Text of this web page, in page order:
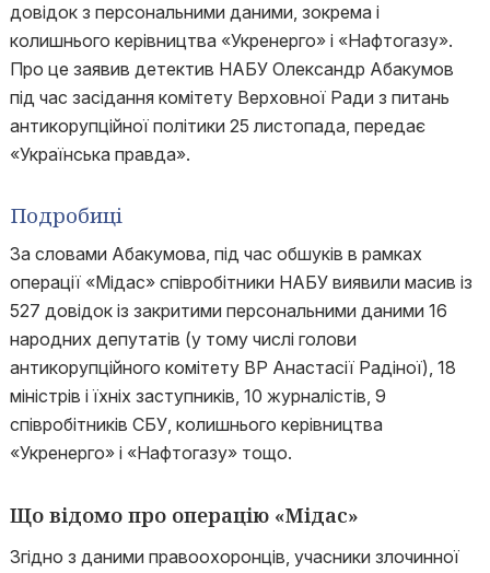
довідок з персональними даними, зокрема і
колишнього керівництва «Укренерго» і «Нафтогазу».
Про це заявив детектив НАБУ Олександр Абакумов
під час засідання комітету Верховної Ради з питань
антикорупційної політики 25 листопада, передає
«Українська правда».
Подробиці
За словами Абакумова, під час обшуків в рамках
операції «Мідас» співробітники НАБУ виявили масив із
527 довідок із закритими персональними даними 16
народних депутатів (у тому числі голови
антикорупційного комітету ВР Анастасії Радіної), 18
міністрів і їхніх заступників, 10 журналістів, 9
співробітників СБУ, колишнього керівництва
«Укренерго» і «Нафтогазу» тощо.
Що відомо про операцію «Мідас»
Згідно з даними правоохоронців, учасники злочинної